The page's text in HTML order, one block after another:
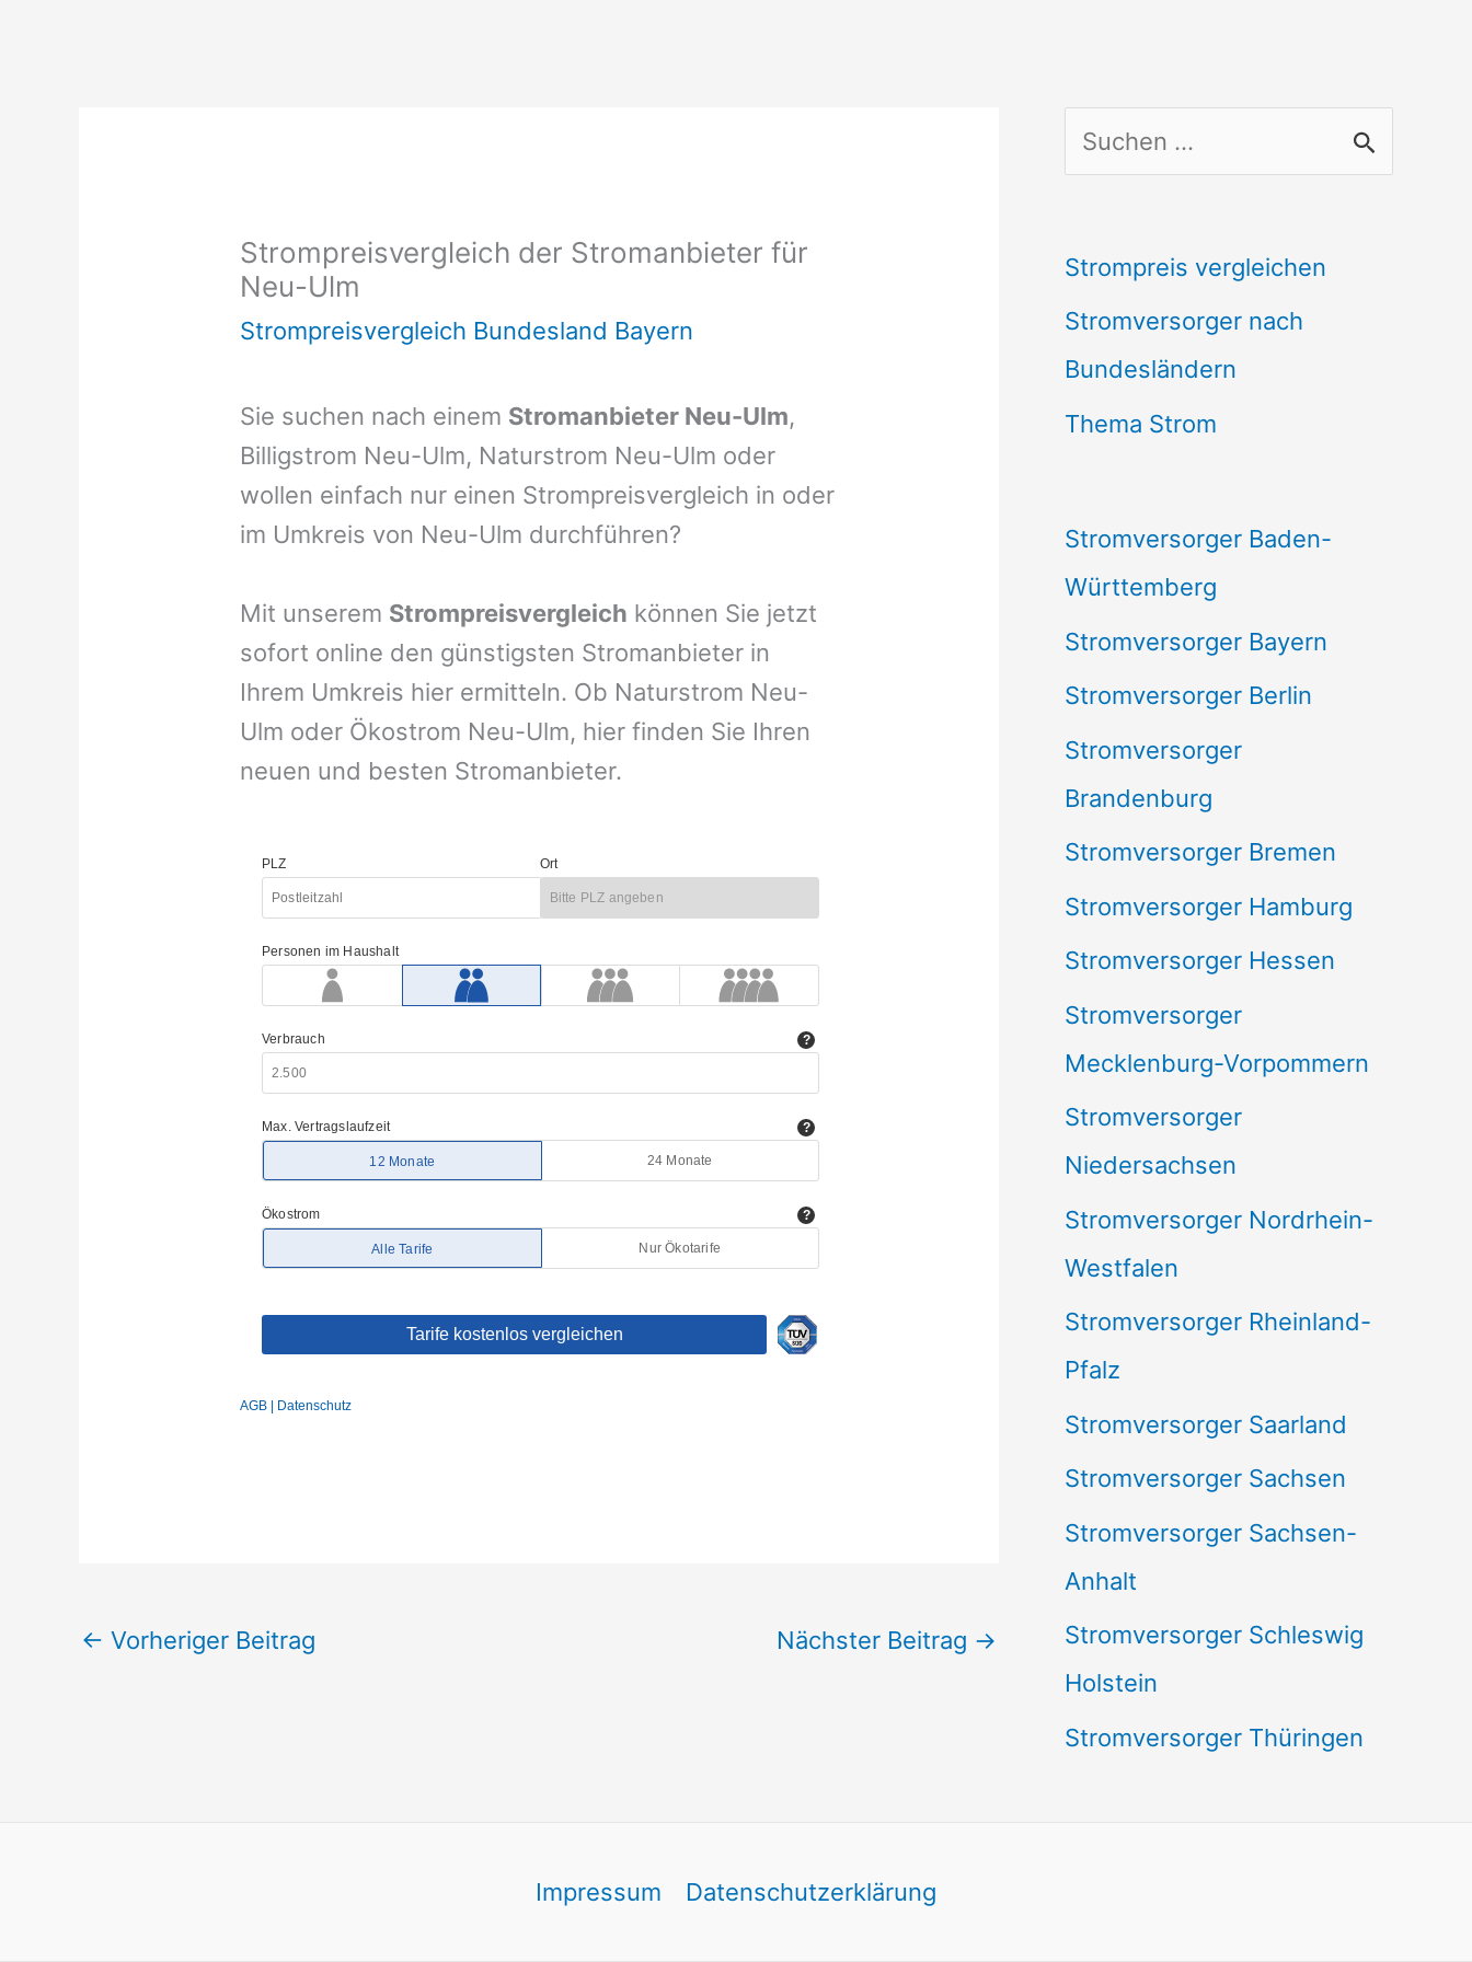
Strompreisvergleich der Stromanbieter für
Neu-Ulm
Strompreisvergleich Bundesland Bayern
Sie suchen nach einem Stromanbieter Neu-Ulm,
Billigstrom Neu-Ulm, Naturstrom Neu-Ulm oder
wollen einfach nur einen Strompreisvergleich in oder
im Umkreis von Neu-Ulm durchführen?
Mit unserem Strompreisvergleich können Sie jetzt
sofort online den günstigsten Stromanbieter in
Ihrem Umkreis hier ermitteln. Ob Naturstrom Neu-
Ulm oder Ökostrom Neu-Ulm, hier finden Sie Ihren
neuen und besten Stromanbieter.
← Vorheriger Beitrag Nächster Beitrag →
u
h
e
n
n
Strompreis vergleichen
Stromversorger nach
Bundesländern
Thema Strom
Stromversorger Baden-
Württemberg
Stromversorger Bayern
Stromversorger Berlin
Stromversorger
Brandenburg
Stromversorger Bremen
Stromversorger Hamburg
Stromversorger Hessen
Stromversorger
Mecklenburg-Vorpommern
Stromversorger
Niedersachsen
Stromversorger Nordrhein-
Westfalen
Stromversorger Rheinland-
Pfalz
Stromversorger Saarland
Stromversorger Sachsen
Stromversorger Sachsen-
Anhalt
Stromversorger Schleswig
Holstein
Stromversorger Thüringen
Impressum Datenschutzerklärung